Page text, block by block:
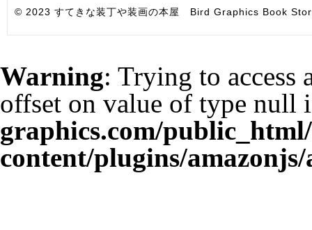
© 2023 すてきな装丁や装画の本屋 Bird Graphics Book
Warning: Trying to access
offset on value of type null
graphics.com/
content/plugins/